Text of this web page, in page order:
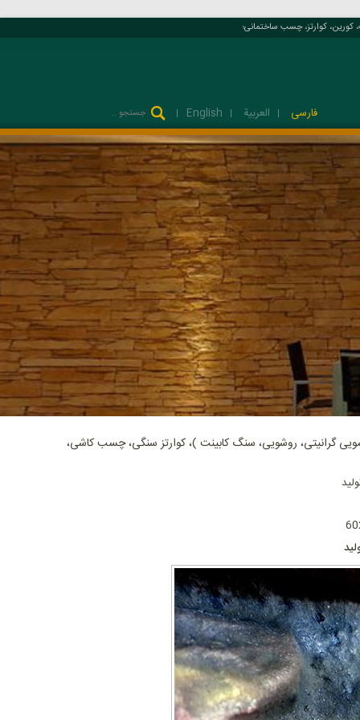
کوارتز، چسب ساختمانی؛
فارسی العربية English
گرانیتی، روشویی، سنگ کابینت )، کوارتز سنگی، چسب کاشی،